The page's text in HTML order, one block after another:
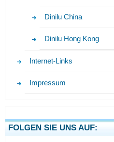
Dinilu China
Dinilu Hong Kong
Internet-Links
Impressum
FOLGEN SIE UNS AUF: